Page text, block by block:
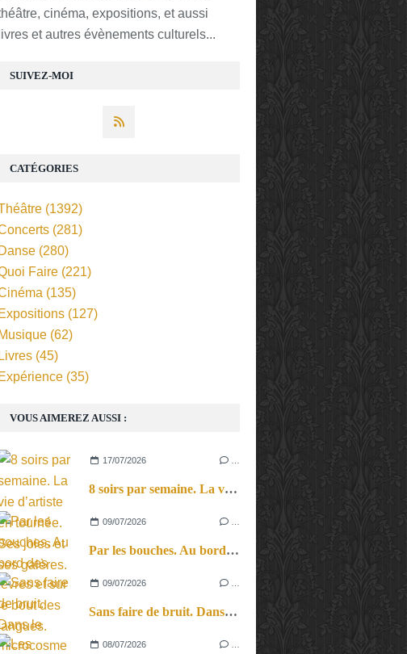
SUIVEZ-MOI
cinéma, expositions, et aussi
livres et autres évènements culturels...
VOUS AIMEREZ AUSSI :
17/07/2026
8 soirs par semaine. La vie d’artiste en tournée. Ses joies et ses galères.
09/07/2026
Par les bouches. Au bord des lèvres et sur le bout des langues.
09/07/2026
Sans faire de bruit. Dans le microcosme du quotidien, l’exploration théâtrale de la perception sonore.
08/07/2026
CATÉGORIES
(1392)
(281)
Danse (280)
Faire (221)
(135)
Expositions (127)
Musique (62)
Livres (45)
Expérience (35)